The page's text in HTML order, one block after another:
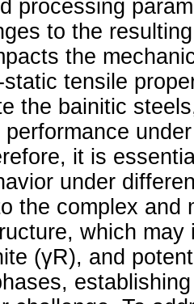
processing
to the
the
tensile
the bainitic
it is
under
the complex and
which may
(γR), and